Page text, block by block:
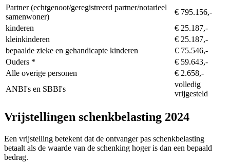
Partner (echtgenoot/geregistreerd partner/notarieel
samenwoner)
€ 795.156,-
kinderen
€ 25.187,-
kleinkinderen
€ 25.187,-
bepaalde zieke en gehandicapte kinderen
€ 75.546,-
Ouders *
€ 59.643,-
Alle overige personen
€ 2.658,-
ANBI's en SBBI's
volledig
vrijgesteld
Vrijstellingen schenkbelasting 2024
Een vrijstelling betekent dat de ontvanger pas schenkbelasting
betaalt als de waarde van de schenking hoger is dan een bepaald
bedrag.